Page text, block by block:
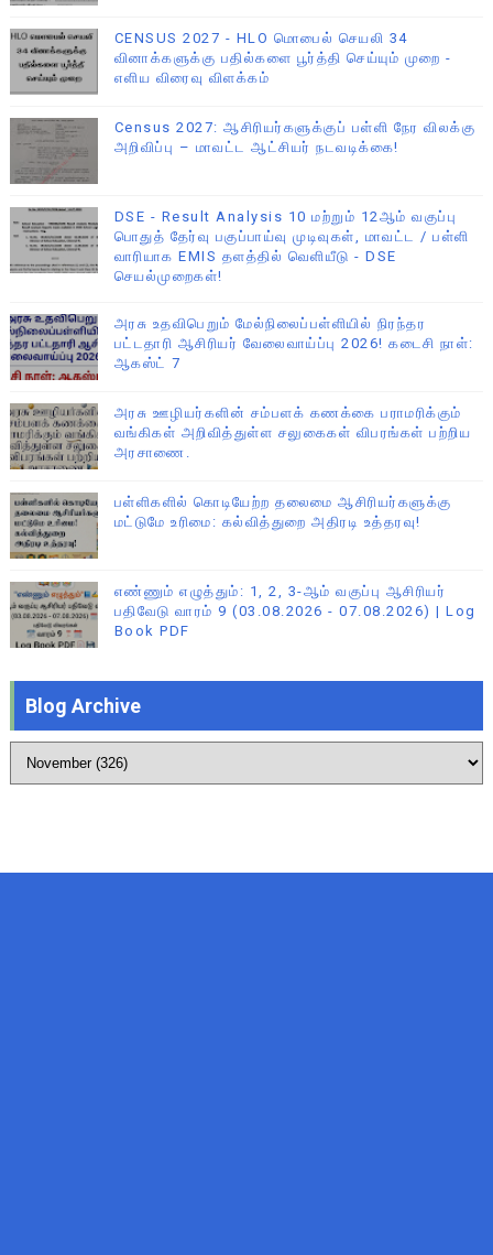
CENSUS 2027 - HLO மொபைல் செயலி 34
வினாக்களுக்கு பதில்களை பூர்த்தி செய்யும் முறை -
எளிய விரைவு விளக்கம்
Census 2027: ஆசிரியர்களுக்குப் பள்ளி நேர விலக்கு
அறிவிப்பு – மாவட்ட ஆட்சியர் நடவடிக்கை!
DSE - Result Analysis 10 மற்றும் 12ஆம் வகுப்பு
பொதுத் தேர்வு பகுப்பாய்வு முடிவுகள், மாவட்ட / பள்ளி
வாரியாக EMIS தளத்தில் வெளியீடு - DSE
செயல்முறைகள்!
அரசு உதவிபெறும் மேல்நிலைப்பள்ளியில் நிரந்தர
பட்டதாரி ஆசிரியர் வேலைவாய்ப்பு 2026! கடைசி நாள்:
ஆகஸ்ட் 7
அரசு ஊழியர்களின் சம்பளக் கணக்கை பராமரிக்கும்
வங்கிகள் அறிவித்துள்ள சலுகைகள் விபரங்கள் பற்றிய
அரசாணை.
பள்ளிகளில் கொடியேற்ற தலைமை ஆசிரியர்களுக்கு
மட்டுமே உரிமை: கல்வித்துறை அதிரடி உத்தரவு!
எண்ணும் எழுத்தும்: 1, 2, 3-ஆம் வகுப்பு ஆசிரியர்
பதிவேடு வாரம் 9 (03.08.2026 - 07.08.2026) | Log
Book PDF
Blog Archive